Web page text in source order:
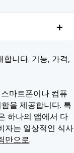
＋
니다. 기능, 가격,
마트폰이나 컴퓨
을 제공합니다. 특
하나의 앱에서 다
자는 일상적인 식사
만으로.